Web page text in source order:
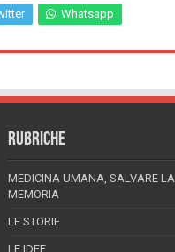
Whatsapp
RUBRICHE
MEDICINA UMANA, SALVARE LA
MEMORIA
LE STORIE
LE IDEE